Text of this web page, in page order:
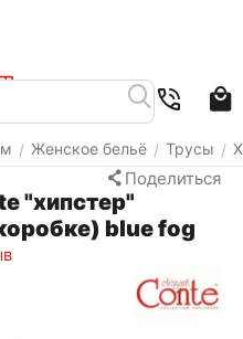
/ Женское бельё / Трусы /
Поделиться
"хипстер"
blue fog